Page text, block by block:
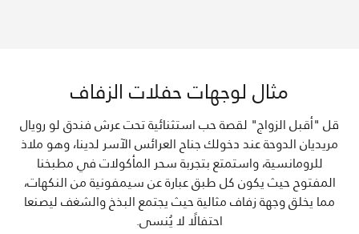
مثال لوجهات حفلات الزفاف
قل "أقبل الزواج" لقصة حب استثنائية تحت عرش فندق لو رويال
مريديان الدوحة عند دخولك جناح العرائس الآسر لدينا، وهو ملاذ
للرومانسية، واستمتع بتجربة سحر المأكولات في مطبخنا
المفتوح حيث يكون كل طبق عبارة عن سيمفونية من النكهات،
مما يخلق وجهة زفاف مثالية حيث يجتمع البذخ والشغف ليصنعا
احتفالًا لا يُنسى.